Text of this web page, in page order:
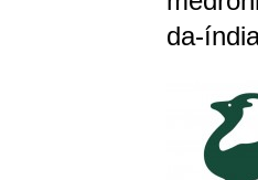
da-